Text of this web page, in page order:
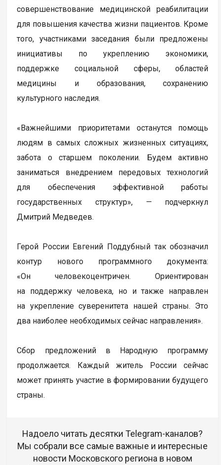
совершенствование медицинской реабилитации
для повышения качества жизни пациентов. Кроме
того, участниками заседания были предложены
инициативы по укреплению экономики,
поддержке социальной сферы, областей
медицины и образования, сохранению
культурного наследия.
«Важнейшими приоритетами останутся помощь
людям в самых сложных жизненных ситуациях,
забота о старшем поколении. Будем активно
заниматься внедрением передовых технологий
для обеспечения эффективной работы
государственных структур», — подчеркнул
Дмитрий Медведев.
Герой России Евгений Поддубный так обозначил
контур нового программного документа:
«Он человекоцентричен. Ориентирован
на поддержку человека, но и также направлен
на укрепление суверенитета нашей страны. Это
два наиболее необходимых сейчас направления».
Сбор предложений в Народную программу
продолжается. Каждый житель России сейчас
может принять участие в формировании будущего
страны.
Надоело читать десятки Telegram-каналов?
Мы собрали все самые важные и интересные
новости Московского региона в новом